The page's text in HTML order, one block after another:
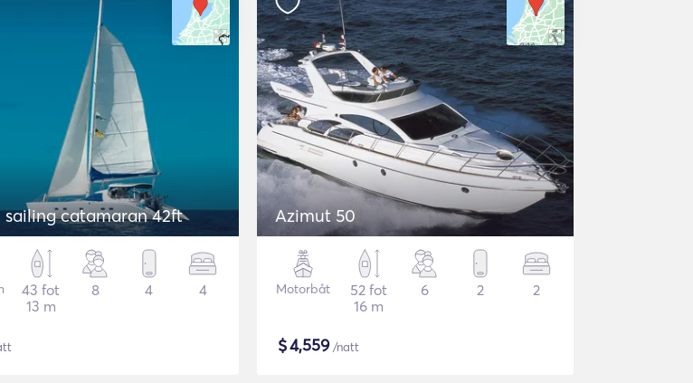
sailing catamaran 42ft
43 fot
13 m
8 4 4
Azimut 50
Motorbåt
52 fot
16 m
6 2 2
$4,559/natt